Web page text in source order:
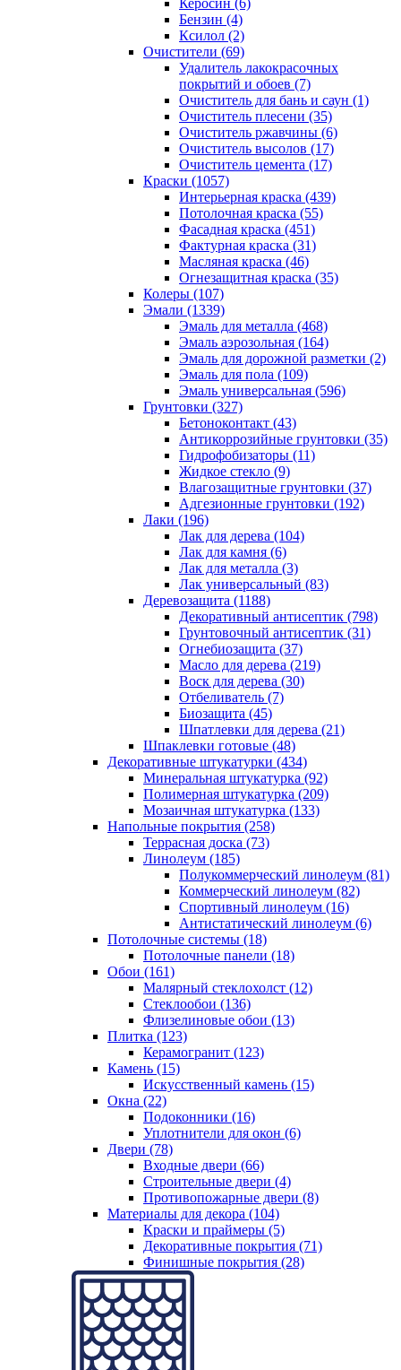
Керосин (6)
Бензин (4)
Ксилол (2)
Очистители (69)
Удалитель лакокрасочных
покрытий и обоев (7)
Очиститель для бань и саун (1)
Очиститель плесени (35)
Очиститель ржавчины (6)
Очиститель высолов (17)
Очиститель цемента (17)
Краски (1057)
Интерьерная краска (439)
Потолочная краска (55)
Фасадная краска (451)
Фактурная краска (31)
Масляная краска (46)
Огнезащитная краска (35)
Колеры (107)
Эмали (1339)
Эмаль для металла (468)
Эмаль аэрозольная (164)
Эмаль для дорожной разметки (2)
Эмаль для пола (109)
Эмаль универсальная (596)
Грунтовки (327)
Бетоноконтакт (43)
Антикоррозийные грунтовки (35)
Гидрофобизаторы (11)
Жидкое стекло (9)
Влагозащитные грунтовки (37)
Адгезионные грунтовки (192)
Лаки (196)
Лак для дерева (104)
Лак для камня (6)
Лак для металла (3)
Лак универсальный (83)
Деревозащита (1188)
Декоративный антисептик (798)
Грунтовочный антисептик (31)
Огнебиозащита (37)
Масло для дерева (219)
Воск для дерева (30)
Отбеливатель (7)
Биозащита (45)
Шпатлевки для дерева (21)
Шпаклевки готовые (48)
Декоративные штукатурки (434)
Минеральная штукатурка (92)
Полимерная штукатурка (209)
Мозаичная штукатурка (133)
Напольные покрытия (258)
Террасная доска (73)
Линолеум (185)
Полукоммерческий линолеум (81)
Коммерческий линолеум (82)
Спортивный линолеум (16)
Антистатический линолеум (6)
Потолочные системы (18)
Потолочные панели (18)
Обои (161)
Малярный стеклохолст (12)
Стеклообои (136)
Флизелиновые обои (13)
Плитка (123)
Керамогранит (123)
Камень (15)
Искусственный камень (15)
Окна (22)
Подоконники (16)
Уплотнители для окон (6)
Двери (78)
Входные двери (66)
Строительные двери (4)
Противопожарные двери (8)
Материалы для декора (104)
Краски и праймеры (5)
Декоративные покрытия (71)
Финишные покрытия (28)